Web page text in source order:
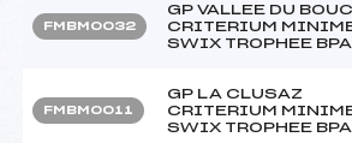
FMBM0032
GP VALLEE DU
CRITERIUM
SWIX TROPHEE BPA
FMBM0011
GP LA CLUSAZ
CRITERIUM
SWIX TROPHEE BPA